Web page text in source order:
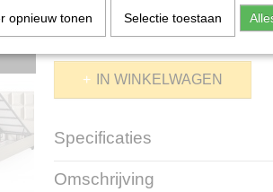
IN WINKELWAGEN
Specificaties
Productcode
Omschrijving
opnieuw tonen Selectie toestaan